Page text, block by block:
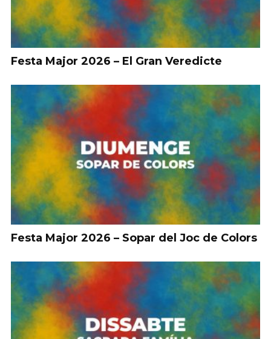
Festa Major 2026 – El Gran Veredicte
Festa Major 2026 – Sopar del Joc de Colors